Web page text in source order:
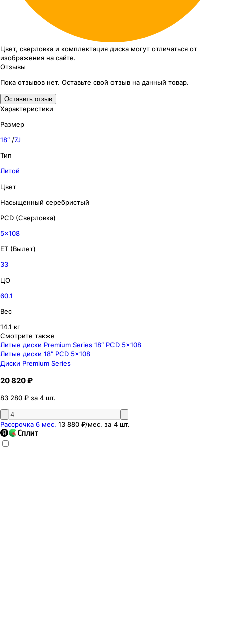
Цвет, сверловка и комплектация диска могут отличаться от
изображения на сайте.
Отзывы
Пока отзывов нет. Оставьте свой отзыв на данный товар.
Оставить отзыв
Характеристики
Размер
18″ /7J
Тип
Литой
Цвет
Насыщенный серебристый
PCD (Сверловка)
5x108
ET (Вылет)
33
ЦО
60.1
Вес
14.1 кг
Смотрите также
Литые диски Premium Series 18″ PCD 5x108
Литые диски 18″ PCD 5x108
Диски Premium Series
20 820 ₽
83 280 ₽ за 4 шт.
Рассрочка 6 мес. 13 880 ₽/мес. за 4 шт.